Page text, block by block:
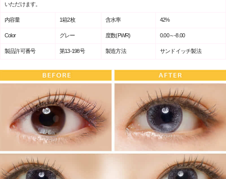
いただけます。
内容量 1箱2枚 含水率 42%
Color グレー 度数(PWR) 0.00～-8.00
製品許可番号 第13-198号 製造方法 サンドイッチ製法